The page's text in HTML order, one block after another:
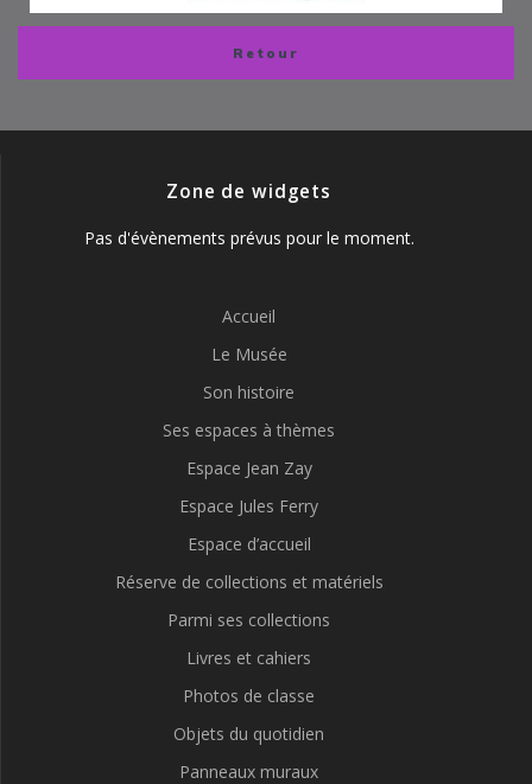
Retour
Zone de widgets
Pas d'évènements prévus pour le moment.
Accueil
Le Musée
Son histoire
Ses espaces à thèmes
Espace Jean Zay
Espace Jules Ferry
Espace d’accueil
Réserve de collections et matériels
Parmi ses collections
Livres et cahiers
Photos de classe
Objets du quotidien
Panneaux muraux